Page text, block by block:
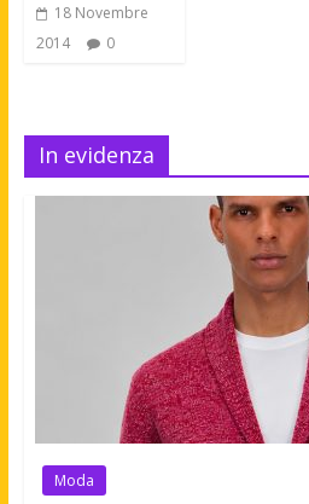
18 Novembre
2014
0
In evidenza
Moda